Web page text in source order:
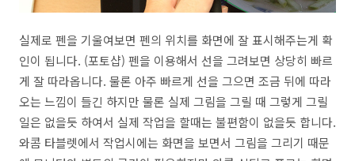
실제로 펜을 기울여보면 펜의 위치를 화면에 잘 표시해주는게 확
인이 됩니다. (포토샵) 펜을 이용해서 선을 그려보면 상당히 빠르
게 잘 따라옵니다. 물론 아주 빠르게 선을 그으면 조금 뒤에 따라
오는 느낌이 들긴 하지만 물론 실제 그림을 그릴 때 그렇게 그릴
일은 없을듯 하여서 실제 작업을 할때는 불편함이 없을듯 합니다.
와콤 타블렛에서 작업시에는 화면을 보면서 그림을 그리기 때문